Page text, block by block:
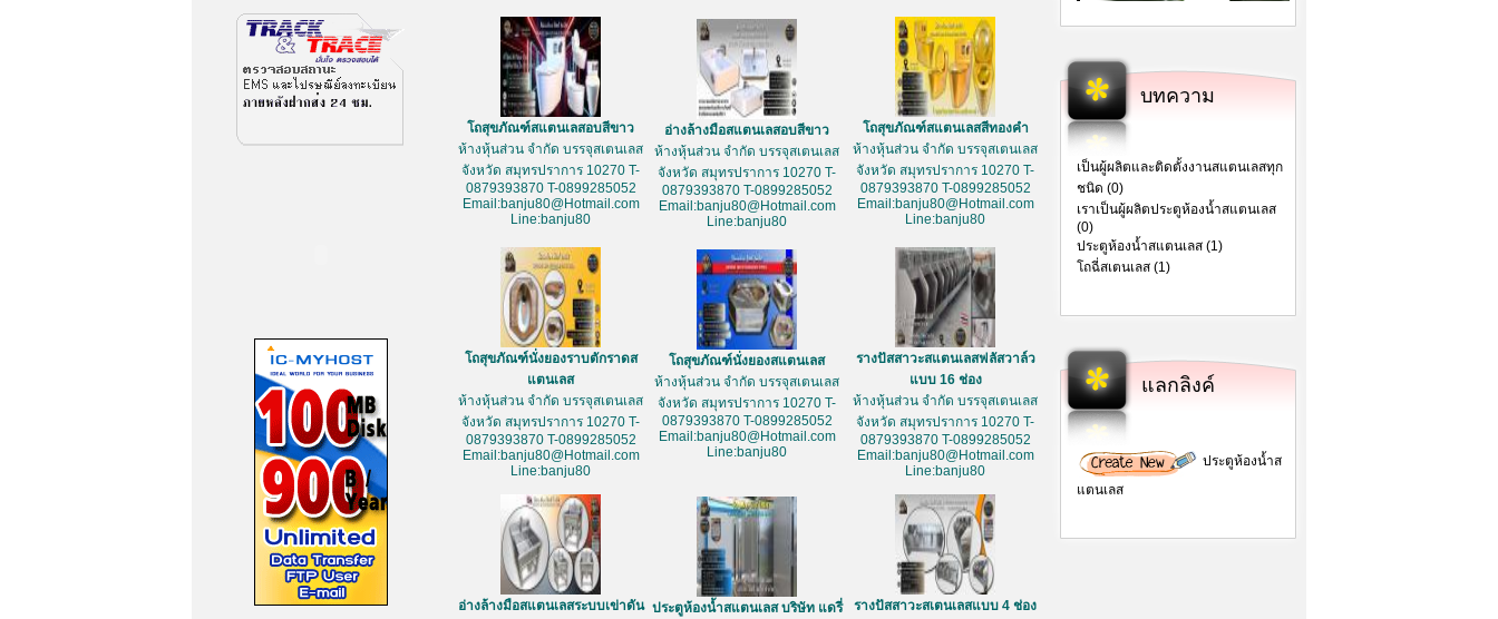
โถสุขภัณฑ์สแตนเลสอบสีขาว
ห้างหุ้นส่วน จำกัด บรรจุสเตนเลส
จังหวัด สมุทรปราการ 10270 T-
0879393870 T-0899285052
Email:banju80@Hotmail.com
Line:banju80
อ่างล้างมือสแตนเลสอบสีขาว
ห้างหุ้นส่วน จำกัด บรรจุสเตนเลส
จังหวัด สมุทรปราการ 10270 T-
0879393870 T-0899285052
Email:banju80@Hotmail.com
Line:banju80
โถสุขภัณฑ์สแตนเลสสีทองคำ
ห้างหุ้นส่วน จำกัด บรรจุสเตนเลส
จังหวัด สมุทรปราการ 10270 T-
0879393870 T-0899285052
Email:banju80@Hotmail.com
Line:banju80
โถสุขภัณฑ์นั่งยองราบตักราดส
แตนเลส
ห้างหุ้นส่วน จำกัด บรรจุสเตนเลส
จังหวัด สมุทรปราการ 10270 T-
0879393870 T-0899285052
Email:banju80@Hotmail.com
Line:banju80
โถสุขภัณฑ์นั่งยองสแตนเลส
ห้างหุ้นส่วน จำกัด บรรจุสเตนเลส
จังหวัด สมุทรปราการ 10270 T-
0879393870 T-0899285052
Email:banju80@Hotmail.com
Line:banju80
รางปัสสาวะสแตนเลสฟลัสวาล์ว
แบบ 16 ช่อง
ห้างหุ้นส่วน จำกัด บรรจุสเตนเลส
จังหวัด สมุทรปราการ 10270 T-
0879393870 T-0899285052
Email:banju80@Hotmail.com
Line:banju80
อ่างล้างมือสแตนเลสระบบเข่าดัน ประตูห้องน้ำสแตนเลส บริษัท แดรี่
รางปัสสาวะสเตนเลสแบบ 4 ช่อง
บทความ
เป็นผู้ผลิตและติดตั้งงานสแตนเลสทุก
ชนิด (0)
เราเป็นผู้ผลิตประตูห้องน้ำสแตนเลส
(0)
ประตูห้องน้ำสแตนเลส (1)
โถฉี่สเตนเลส (1)
แลกลิงค์
ประตูห้องน้ำส
แตนเลส